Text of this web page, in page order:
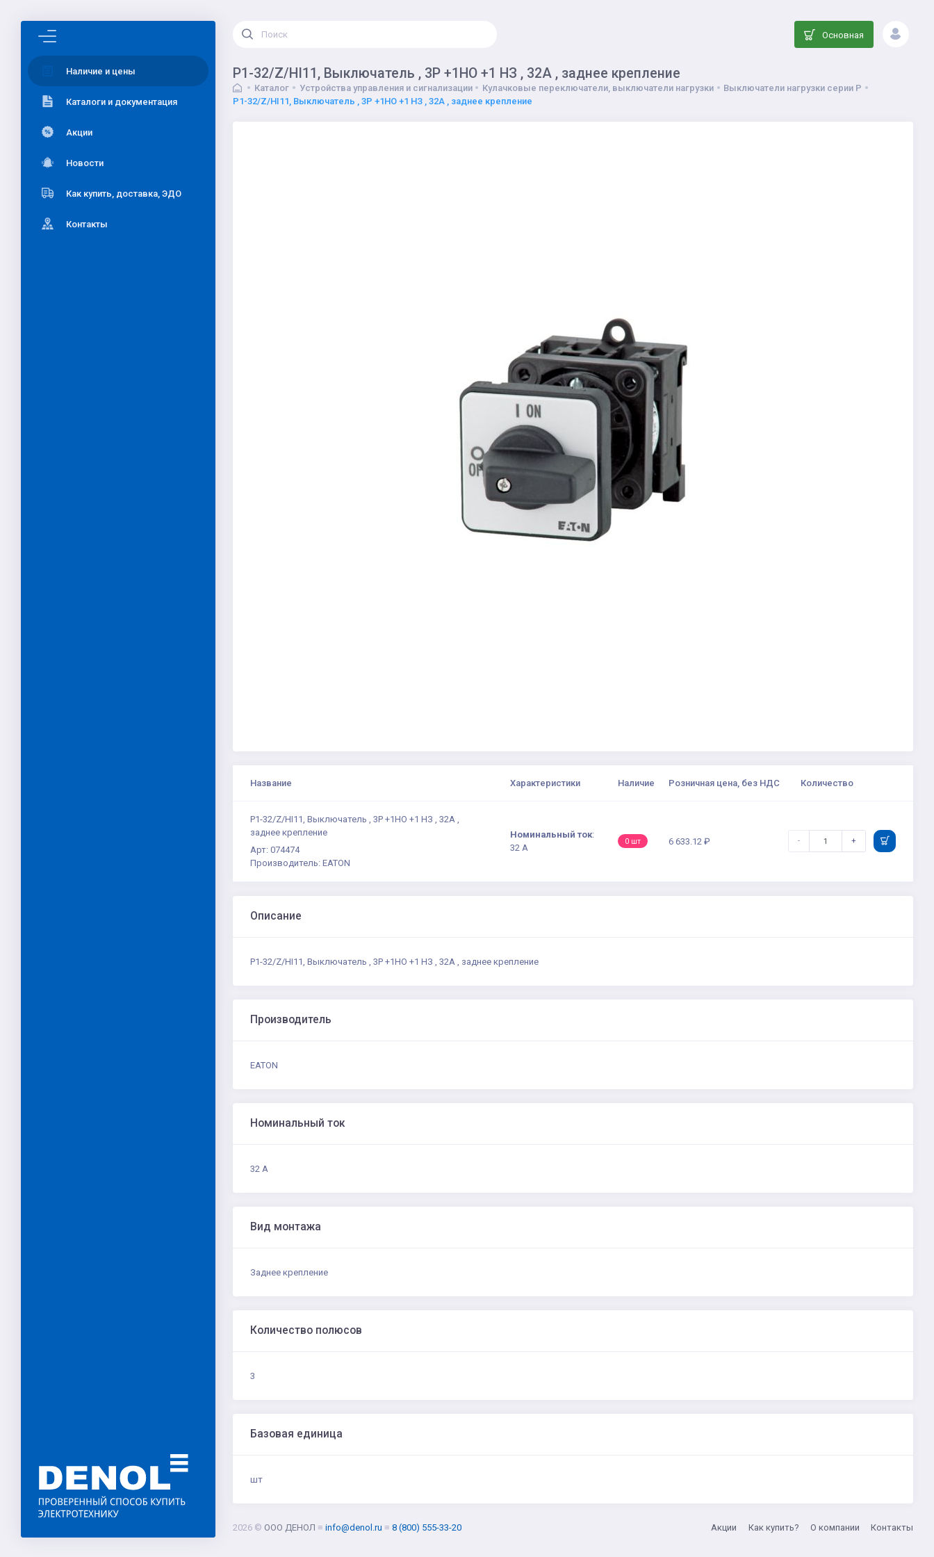
Наличие и цены
Каталоги и документация
Акции
Новости
Как купить, доставка, ЭДО
Контакты
Основная
P1-32/Z/HI11, Выключатель , 3P +1НО +1 НЗ , 32А , заднее крепление
Каталог Устройства управления и сигнализации Кулачковые переключатели, выключатели нагрузки
Выключатели нагрузки серии P
P1-32/Z/HI11, Выключатель , 3P +1НО +1 НЗ , 32А , заднее крепление
Название Характеристики Наличие Розничная цена, без НДС Количество
P1-32/Z/HI11, Выключатель , 3P +1НО +1 НЗ , 32А ,
заднее крепление
Арт: 074474
Производитель: EATON
Номинальный ток:
32 А
0 шт 6 633.12 ₽ - +
Описание
P1-32/Z/HI11, Выключатель , 3P +1НО +1 НЗ , 32А , заднее крепление
Производитель
EATON
Номинальный ток
32 А
Вид монтажа
Заднее крепление
Количество полюсов
3
Базовая единица
шт
2026 © ООО ДЕНОЛ ≡ info@denol.ru ≡ 8 (800) 555-33-20 Акции Как купить? О компании Контакты